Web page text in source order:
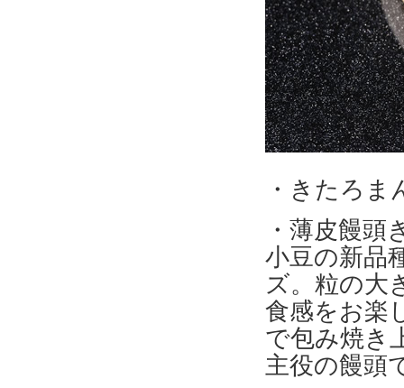
・きたろ
・薄皮饅頭
小豆の新品
ズ。粒の大
食感をお楽
で包み焼き
主役の饅頭